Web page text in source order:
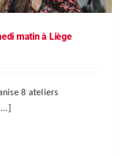
matin à Liège
8 ateliers